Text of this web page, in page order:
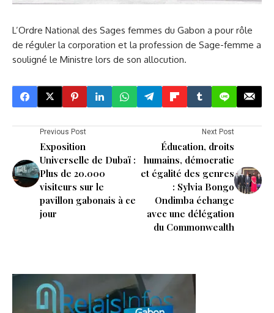
L’Ordre National des Sages femmes du Gabon a pour rôle
de réguler la corporation et la profession de Sage-femme a
souligné le Ministre lors de son allocution.
Previous Post
Exposition
Universelle de Dubaï :
Plus de 20.000
visiteurs sur le
pavillon gabonais à ce
jour
Next Post
Éducation, droits
humains, démocratie
et égalité des genres
: Sylvia Bongo
Ondimba échange
avec une délégation
du Commonwealth